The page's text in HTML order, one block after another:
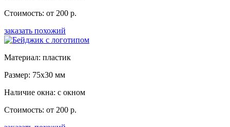
Стоимость: от 200 р.
заказать похожий
Материал: пластик
Размер: 75x30 мм
Наличие окна: с окном
Стоимость: от 200 р.